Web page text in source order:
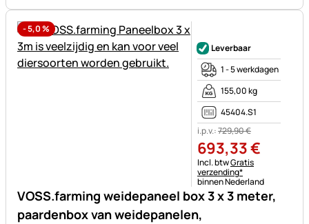
-5,0%
VOSS.farming weidepaneel box 3 x 3 meter,
paardenbox van weidepanelen,
Leverbaar
1 - 5 werkdagen
155,00 kg
45404.S1
i.p.v.:729,90€
693,33€
Belastinginformatie:
Incl. btwGratis
verzending*
binnen Nederland